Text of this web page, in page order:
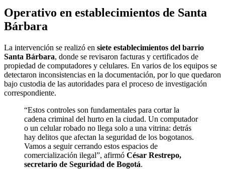
Operativo en establecimientos de Santa
Bárbara
La intervención se realizó en siete establecimientos del barrio
Santa Bárbara, donde se revisaron facturas y certificados de
propiedad de computadores y celulares. En varios de los equipos se
detectaron inconsistencias en la documentación, por lo que quedaron
bajo custodia de las autoridades para el proceso de investigación
correspondiente.
“Estos controles son fundamentales para cortar la
cadena criminal del hurto en la ciudad. Un computador
o un celular robado no llega solo a una vitrina: detrás
hay delitos que afectan la seguridad de los bogotanos.
Vamos a seguir cerrando estos espacios de
comercialización ilegal”, afirmó César Restrepo,
secretario de Seguridad de Bogotá.